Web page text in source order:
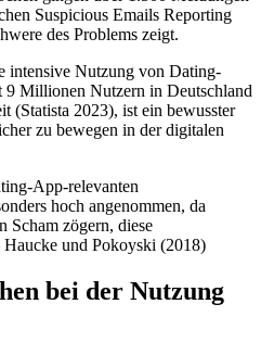
Suspicious Emails Reporting
des Problems zeigt.
intensive Nutzung von Dating-
9 Millionen Nutzern in Deutschland
(Statista 2023), ist ein bewusster
zu bewegen in der digitalen
App-relevanten
hoch angenommen, da
Scham zögern, diese
und Pokoyski (2018)
bei der Nutzung